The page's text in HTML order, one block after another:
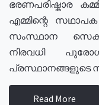
ഭരണപരിഷ്കാര
എമ്മിന്റെ
സംസ്ഥാന
നിരവധി
പ്രസ്ഥാനങ്ങളുടെ
Read More